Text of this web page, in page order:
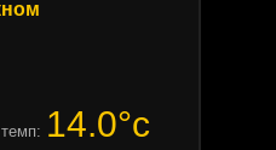
темп: 14.0°c